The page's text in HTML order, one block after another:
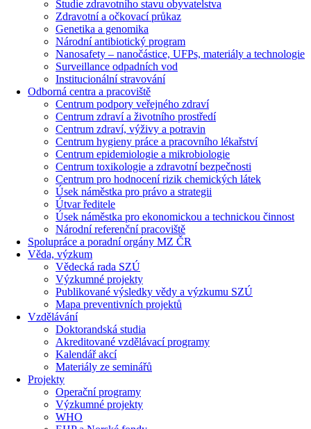
Studie zdravotního stavu obyvatelstva
Zdravotní a očkovací průkaz
Genetika a genomika
Národní antibiotický program
Nanosafety – nanočástice, UFPs, materiály a technologie
Surveillance odpadních vod
Institucionální stravování
Odborná centra a pracoviště
Centrum podpory veřejného zdraví
Centrum zdraví a životního prostředí
Centrum zdraví, výživy a potravin
Centrum hygieny práce a pracovního lékařství
Centrum epidemiologie a mikrobiologie
Centrum toxikologie a zdravotní bezpečnosti
Centrum pro hodnocení rizik chemických látek
Úsek náměstka pro právo a strategii
Útvar ředitele
Úsek náměstka pro ekonomickou a technickou činnost
Národní referenční pracoviště
Spolupráce a poradní orgány MZ ČR
Věda, výzkum
Vědecká rada SZÚ
Výzkumné projekty
Publikované výsledky vědy a výzkumu SZÚ
Mapa preventivních projektů
Vzdělávání
Doktorandská studia
Akreditované vzdělávací programy
Kalendář akcí
Materiály ze seminářů
Projekty
Operační programy
Výzkumné projekty
WHO